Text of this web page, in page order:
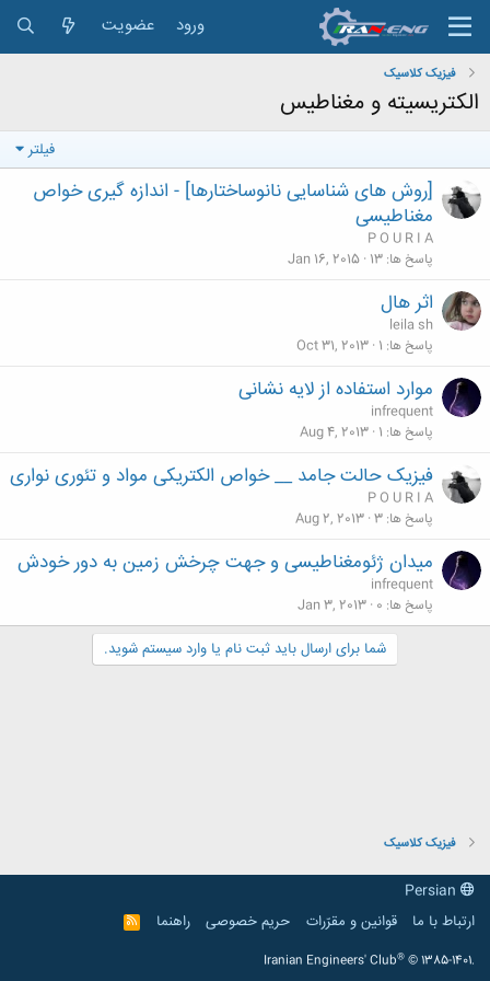
ورود عضویت
فیزیک کلاسیک
الکتریسیته و مغناطیس
فیلتر
[روش های شناسایی نانوساختارها] - اندازه گیری خواص
مغناطیسی
P O U R I A
پاسخ ها 13
Jan 16, 2015
اثر هال
leila sh
پاسخ ها 1
Oct 31, 2013
موارد استفاده از لایه نشانی
infrequent
پاسخ ها 1
Aug 4, 2013
فیزیک حالت جامد __ خواص الکتریکی مواد و تئوری نواری
P O U R I A
پاسخ ها 3
Aug 2, 2013
میدان ژئومغناطیسی و جهت چرخش زمین به دور خودش
infrequent
پاسخ ها 0
Jan 3, 2013
شما برای ارسال باید ثبت نام یا وارد سیستم شوید.
فیزیک کلاسیک
ارتباط با ما
قوانین و مقرّرات حریم خصوصی راهنما
R
S
Iranian Engineers' Club® © 1385-1401.